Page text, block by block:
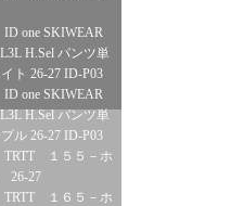
ID one SKIWEAR
H.Sel パンツ単
ト 26-27 ID-P03
ID one SKIWEAR
H.Sel パンツ単
ル 26-27 ID-P03
TRTT １５５－ホ
26-27
TRTT １６５－ホ